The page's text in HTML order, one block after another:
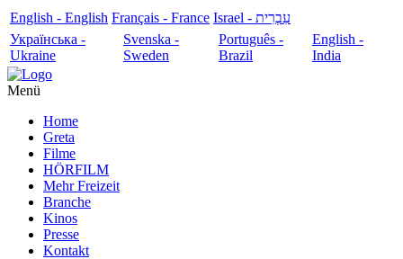
English - English Français - France
עִבְרִית - Israel
Українська -
Ukraine
Svenska -
Sweden
Português -
Brazil
English -
India
Menü
Home
Greta
Filme
HÖRFILM
Mehr Freizeit
Branche
Kinos
Presse
Kontakt